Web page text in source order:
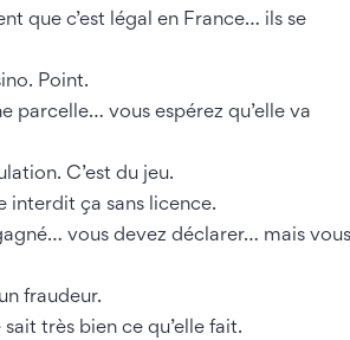
que c’est légal en France… ils se
Point.
parcelle… vous espérez qu’elle va
C’est du jeu.
interdit ça sans licence.
vous devez déclarer… mais vous
fraudeur.
sait très bien ce qu’elle fait.